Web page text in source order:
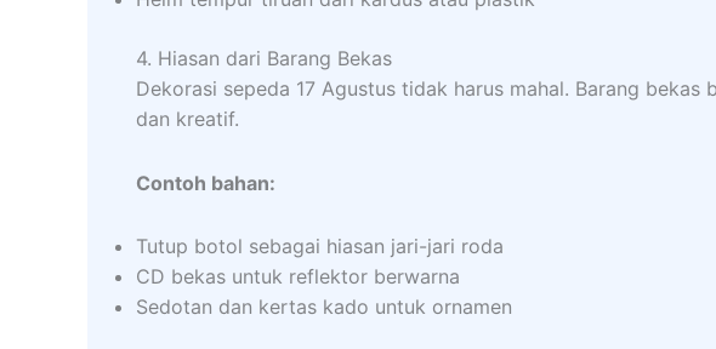
4. Hiasan dari Barang Bekas
Dekorasi sepeda 17 Agustus tidak harus mahal. Barang bekas
dan kreatif.
Contoh bahan:
Tutup botol sebagai hiasan jari-jari roda
CD bekas untuk reflektor berwarna
Sedotan dan kertas kado untuk ornamen